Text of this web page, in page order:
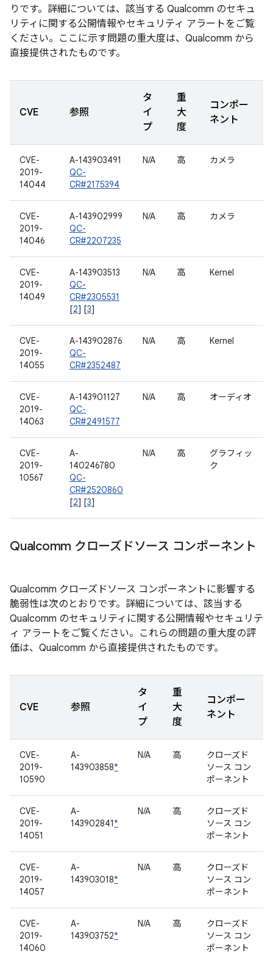
りです。詳細については、該当する Qualcomm のセキュ
リティに関する公開情報やセキュリティ アラートをご覧
ください。ここに示す問題の重大度は、Qualcomm から
直接提供されたものです。
CVE 参照
タ
イ
プ
重
大
度
コンポー
ネント
CVE-
2019-
14044
A-143903491
QC-
CR#2175394
N/A 高 カメラ
CVE-
2019-
14046
A-143902999
QC-
CR#2207235
N/A 高 カメラ
CVE-
2019-
14049
A-143903513
QC-
CR#2305531
[2] [3]
N/A 高 Kernel
CVE-
2019-
14055
A-143902876
QC-
CR#2352487
N/A 高 Kernel
CVE-
2019-
14063
A-143901127
QC-
CR#2491577
N/A 高 オーディオ
CVE-
2019-
10567
A-
140246780
QC-
CR#2520860
[2] [3]
N/A 高
グラフィッ
ク
Qualcomm クローズドソース コンポーネント
Qualcomm クローズドソース コンポーネントに影響する
脆弱性は次のとおりです。詳細については、該当する
Qualcomm のセキュリティに関する公開情報やセキュリテ
ィ アラートをご覧ください。これらの問題の重大度の評
価は、Qualcomm から直接提供されたものです。
CVE 参照
タ
イ
プ
重
大
度
コンポー
ネント
CVE-
2019-
10590
A-
143903858*
N/A 高
クローズド
ソース コン
ポーネント
CVE-
2019-
14051
A-
143902841*
N/A 高
クローズド
ソース コン
ポーネント
CVE-
2019-
14057
A-
143903018*
N/A 高
クローズド
ソース コン
ポーネント
CVE-
2019-
14060
A-
143903752*
N/A 高
クローズド
ソース コン
ポーネント